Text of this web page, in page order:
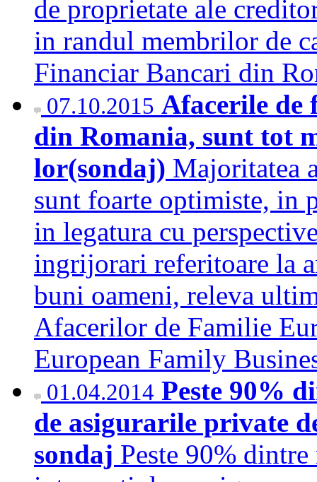
de proprietate ale
in randul membrilor de
Financiar Bancari din
07.10.2015 Afacerile de
din Romania, sunt tot
lor(sondaj) Majoritatea
sunt foarte optimiste, in
in legatura cu
ingrijorari referitoare la
buni oameni, releva
Afacerilor de Familie
European Family
01.04.2014 Peste 90%
de asigurarile private
sondaj Peste 90%